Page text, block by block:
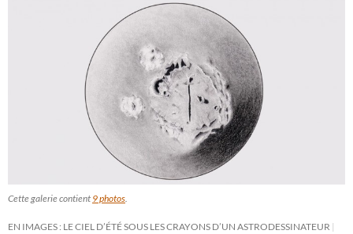
Cette galerie contient 9 photos.
EN IMAGES : LE CIEL D’ÉTÉ SOUS LES CRAYONS D’UN ASTRODESSINATEUR